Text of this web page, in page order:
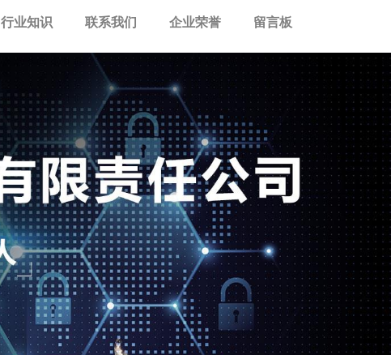
行业知识 联系我们 企业荣誉 留言板